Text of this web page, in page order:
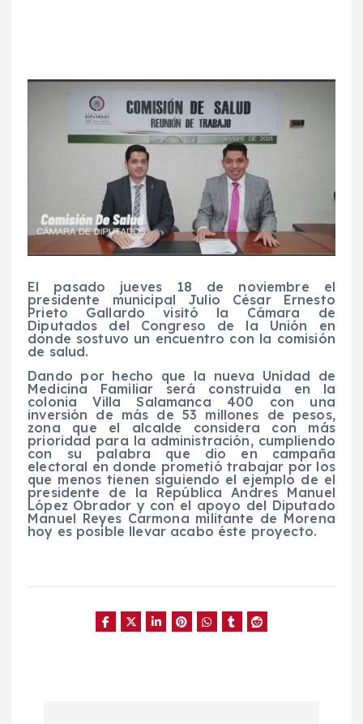
El pasado jueves 18 de noviembre el
presidente municipal Julio César Ernesto
Prieto Gallardo visitó la Cámara de
Diputados del Congreso de la Unión en
donde sostuvo un encuentro con la comisión
de salud.
Dando por hecho que la nueva Unidad de
Medicina Familiar será construida en la
colonia Villa Salamanca 400 con una
inversión de más de 53 millones de pesos,
zona que el alcalde considera con más
prioridad para la administración, cumpliendo
con su palabra que dio en campaña
electoral en donde prometió trabajar por los
que menos tienen siguiendo el ejemplo de el
presidente de la República Andres Manuel
López Obrador y con el apoyo del Diputado
Manuel Reyes Carmona militante de Morena
hoy es posible llevar acabo éste proyecto.